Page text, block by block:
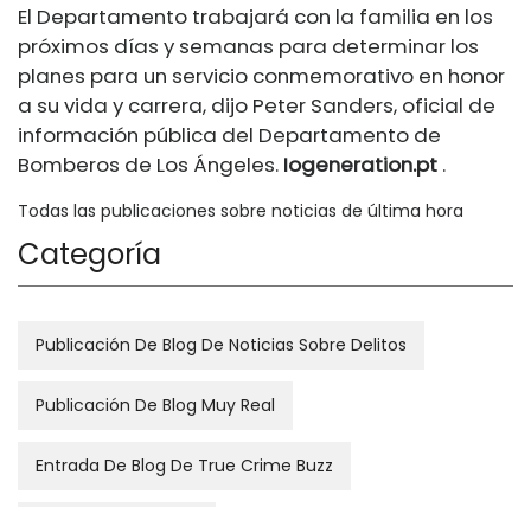
El Departamento trabajará con la familia en los
próximos días y semanas para determinar los
planes para un servicio conmemorativo en honor
a su vida y carrera, dijo Peter Sanders, oficial de
información pública del Departamento de
Bomberos de Los Ángeles. Iogeneration.pt .
Todas las publicaciones sobre noticias de última hora
Categoría
Publicación De Blog De Noticias Sobre Delitos
Publicación De Blog Muy Real
Entrada De Blog De True Crime Buzz